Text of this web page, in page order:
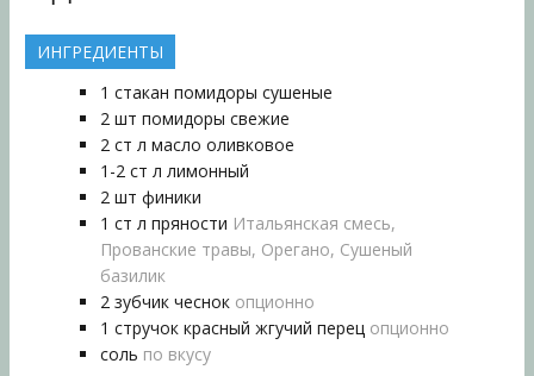
ИНГРЕДИЕНТЫ
1 стакан помидоры сушеные
2 шт помидоры свежие
2 ст л масло оливковое
1-2 ст л лимонный
2 шт финики
1 ст л пряности Итальянская смесь,
Прованские травы, Орегано, Сушеный
базилик
2 зубчик чеснок опционно
1 стручок красный жгучий перец опционно
соль по вкусу